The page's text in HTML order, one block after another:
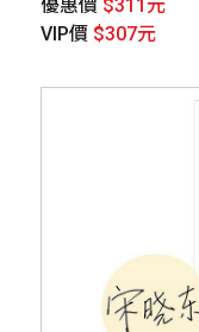
優惠價 $311元
VIP價 $307元